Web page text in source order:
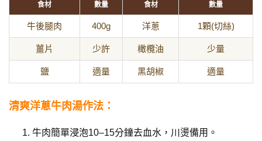
食材 數量 食材 數量
牛後腿肉 400g 洋蔥 1顆(切絲)
薑片 少許 橄欖油 少量
鹽 適量 黑胡椒 適量
清爽洋蔥牛肉湯作法：
牛肉簡單浸泡10–15分鐘去血水，川燙備用。